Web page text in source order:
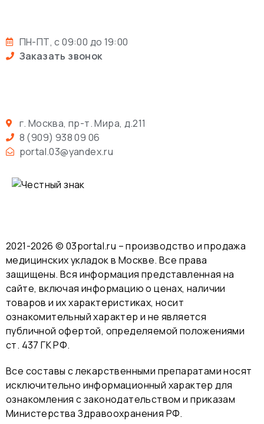
ПН-ПТ, с 09:00 до 19:00
Заказать звонок
г. Москва, пр-т. Мира, д.211
8 (909) 938 09 06
portal.03@yandex.ru
2021-2026 © 03portal.ru – производство и продажа
медицинских укладок в Москве. Все права
защищены. Вся информация представленная на
сайте, включая информацию о ценах, наличии
товаров и их характеристиках, носит
ознакомительный характер и не является
публичной офертой, определяемой положениями
ст. 437 ГК РФ.
Все составы с лекарственными препаратами носят
исключительно информационный характер для
ознакомления с законодательством и приказам
Министерства Здравоохранения РФ.